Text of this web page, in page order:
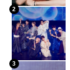
2
3